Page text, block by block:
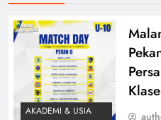
AKADEMI & USIA